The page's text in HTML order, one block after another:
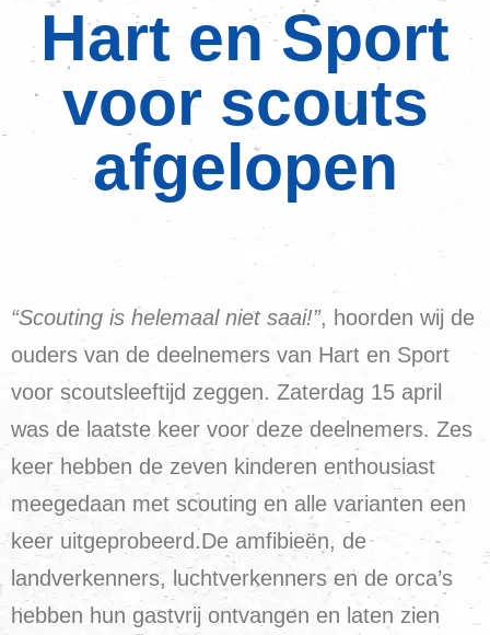
Hart en Sport
voor scouts
afgelopen
“Scouting is helemaal niet saai!”, hoorden wij de
ouders van de deelnemers van Hart en Sport
voor scoutsleeftijd zeggen. Zaterdag 15 april
was de laatste keer voor deze deelnemers. Zes
keer hebben de zeven kinderen enthousiast
meegedaan met scouting en alle varianten een
keer uitgeprobeerd.De amfibieën, de
landverkenners, luchtverkenners en de orca’s
hebben hun gastvrij ontvangen en laten zien